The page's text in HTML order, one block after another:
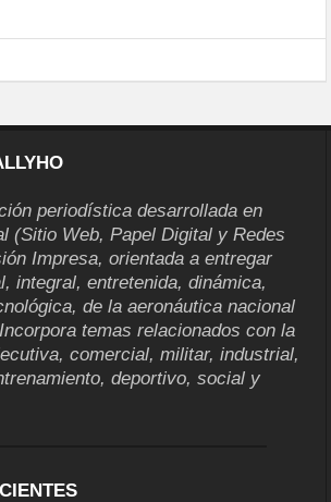
periodística desarrollada en
(Sitio Web, Papel Digital y Redes
Impresa, orientada a entregar
integral, entretenida, dinámica,
de la aeronáutica nacional
temas relacionados con la
comercial, militar, industrial,
deportivo, social y